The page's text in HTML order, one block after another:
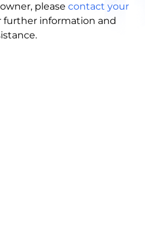
please contact your
further information and